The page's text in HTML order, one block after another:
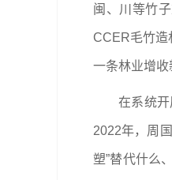
闽、川等竹
CCER毛竹造
一条林业增收
在系统
2022年，周
塑”替代什么